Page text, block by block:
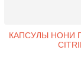
КАПСУЛЫ НОНИ